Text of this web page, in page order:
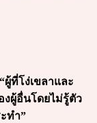
“ผู้ที่โง่เขลาและ
ผู้อื่นโดยไม่รู้ตัว
ทำ”